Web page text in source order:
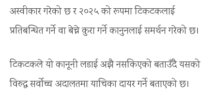
अस्वीकार गरेको छ र २०२५ को रूपमा टिकटकलाई
प्रतिबन्धित गर्ने वा बेच्ने कुरा गर्ने कानुनलाई समर्थन गरेको छ।
टिकटकले यो कानूनी लडाई अझै नसकिएको बताउँदै यसको
विरुद्ध सर्वोच्च अदालतमा याचिका दायर गर्ने बताएको छ।